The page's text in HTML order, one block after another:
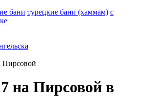
бани турецкие бани (хаммам) с
Пирсовой
на Пирсовой в